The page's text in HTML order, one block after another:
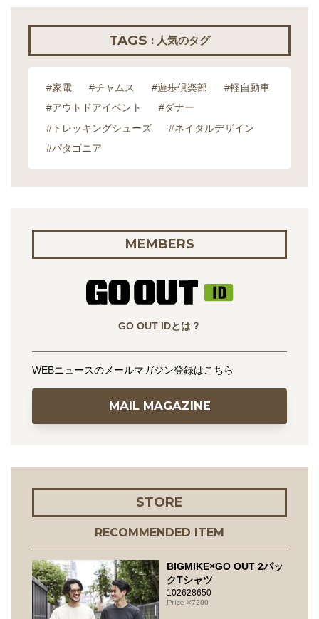
TAGS : 人気のタグ
#家電 #チャムス #遊歩倶楽部
#軽自動車
#アウトドアイベント
#ダナー
#トレッキングシューズ
#ネイタルデザイン
#パタゴニア
MEMBERS
GO OUT IDとは？
WEBニュースのメールマガジン登録はこちら
MAIL MAGAZINE
STORE
RECOMMENDED ITEM
BIGMIKE×GO OUT 2パッ
クTシャツ
102628650
7200